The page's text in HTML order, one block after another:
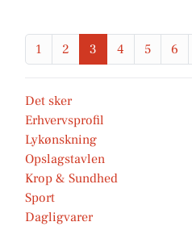
1 2 3 4 5 6
Det sker
Erhvervsprofil
Lykønskning
Opslagstavlen
Krop & Sundhed
Sport
Dagligvarer